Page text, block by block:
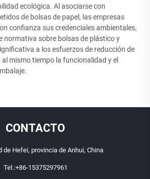
ecológica. Al asociarse con
de bolsas de papel, las empresas
confianza sus credenciales ambientales,
normativa sobre bolsas de plástico y
a los esfuerzos de reducción de
mismo tiempo la funcionalidad y el
CONTACTO
de Hefei, provincia de Anhui, China
Tel.:+86-15375297961